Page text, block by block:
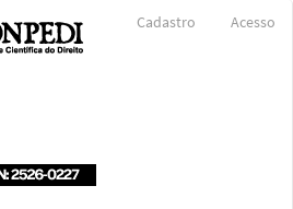
Cadastro Acesso